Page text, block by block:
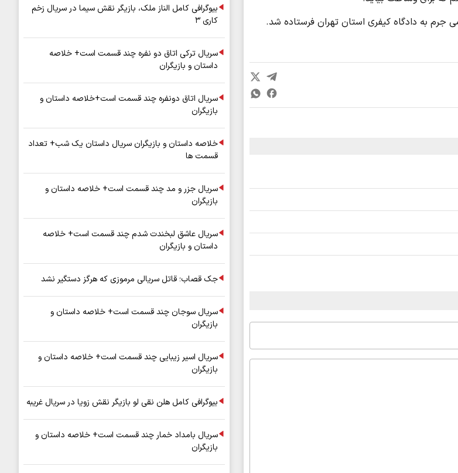
جرم به دادگاه کیفری استان تهران فرستاده شد.
بیوگرافی کامل الناز ملک، بازیگر نقش سیما در سریال زخم
کاری ۳
سریال ترکی اتاق دو نفره چند قسمت است+ خلاصه
داستان و بازیگران
سریال اتاق دونفره چند قسمت است+خلاصه داستان و
بازیگران
خلاصه داستان و بازیگران سریال داستان یک شب+ تعداد
قسمت ها
سریال جزر و مد چند قسمت است+ خلاصه داستان و
بازیگران
سریال عاشق لبخندت شدم چند قسمت است+ خلاصه
داستان و بازیگران
جک قصاب؛ قاتل سریالی مرموزی که هرگز دستگیر نشد
سریال سوجان چند قسمت است+ خلاصه داستان و
بازیگران
سریال اسیر زیبایی چند قسمت است+ خلاصه داستان و
بازیگران
بیوگرافی کامل هلن نقی لو بازیگر نقش زویا در سریال غریبه
سریال بامداد خمار چند قسمت است+ خلاصه داستان و
بازیگران